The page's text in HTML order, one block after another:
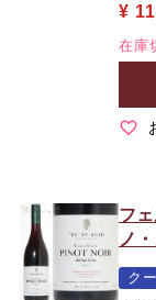
¥
在庫
フ
ノ
ク